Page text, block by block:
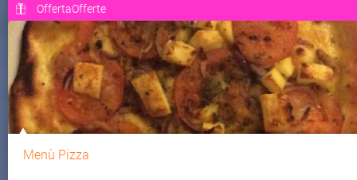
OffertaOfferte
Menù Pizza